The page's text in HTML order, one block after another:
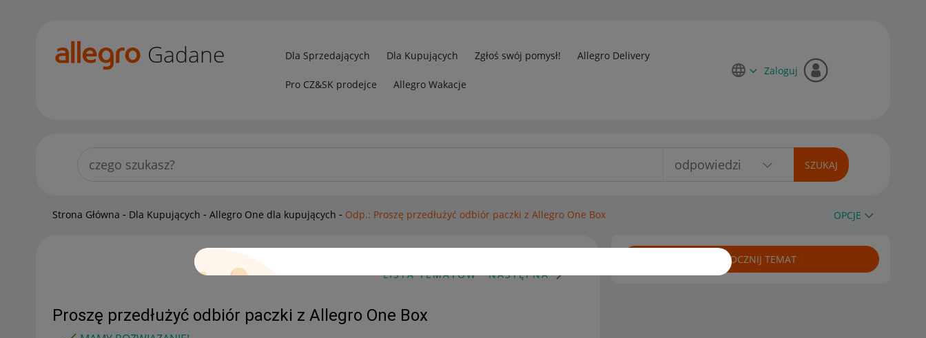
Gadane Dla Sprzedających Dla Kupujących Zgłoś swój pomysł! Allegro Delivery
Pro CZ&SK prodejce Allegro Wakacje
Zaloguj
Strona Główna Dla Kupujących Allegro One dla kupujących Odp.: Proszę przedłużyć odbiór paczki z Allegro One Box OPCJE
Proszę przedłużyć odbiór paczki z Allegro One Box
LISTA TEMATÓW NASTĘPNA
ROZPOCZNIJ TEMAT